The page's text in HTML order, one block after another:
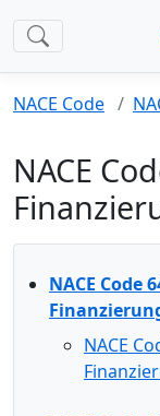
NACE Code
NACE
NACE
NACE